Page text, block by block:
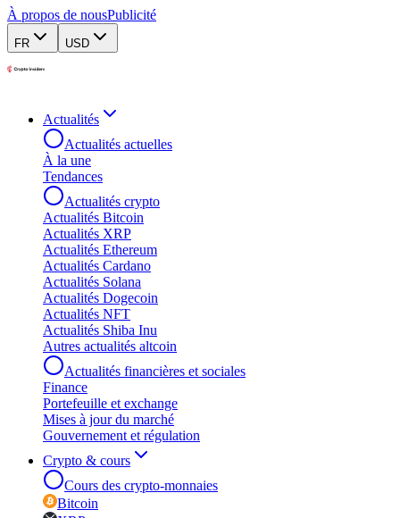
À propos de nousPublicité
FR USD
Actualités
Actualités actuelles
À la une
Tendances
Actualités crypto
Actualités Bitcoin
Actualités XRP
Actualités Ethereum
Actualités Cardano
Actualités Solana
Actualités Dogecoin
Actualités NFT
Actualités Shiba Inu
Autres actualités altcoin
Actualités financières et sociales
Finance
Portefeuille et exchange
Mises à jour du marché
Gouvernement et régulation
Crypto & cours
Cours des crypto-monnaies
Bitcoin